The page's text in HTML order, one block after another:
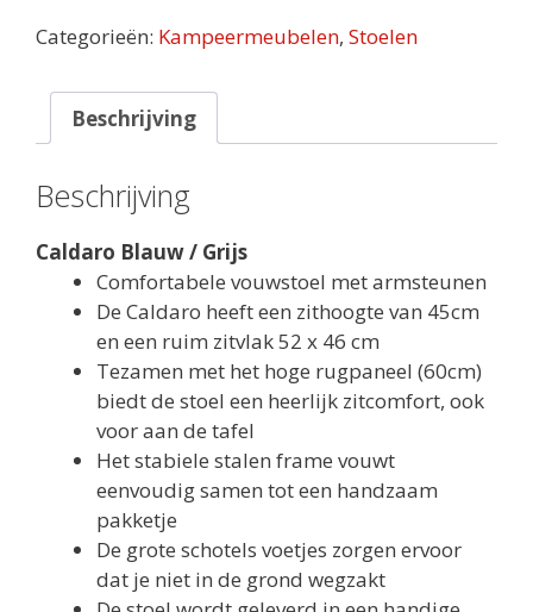
/
Grijs
aantal
Categorieën: Kampeermeubelen, Stoelen
Beschrijving
Beschrijving
Caldaro Blauw / Grijs
Comfortabele vouwstoel met armsteunen
De Caldaro heeft een zithoogte van 45cm
en een ruim zitvlak 52 x 46 cm
Tezamen met het hoge rugpaneel (60cm)
biedt de stoel een heerlijk zitcomfort, ook
voor aan de tafel
Het stabiele stalen frame vouwt
eenvoudig samen tot een handzaam
pakketje
De grote schotels voetjes zorgen ervoor
dat je niet in de grond wegzakt